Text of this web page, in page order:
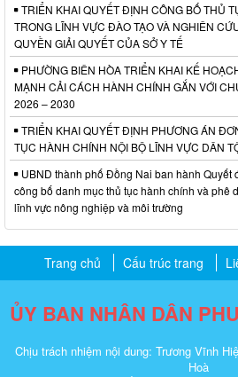
TRIỂN KHAI QUYẾT ĐỊNH CÔNG BỐ THỦ
TRONG LĨNH VỰC ĐÀO TẠO VÀ NGHIÊN
QUYỀN GIẢI QUYẾT CỦA SỞ Y TẾ
PHƯỜNG BIÊN HÒA TRIỂN KHAI KẾ
MẠNH CẢI CÁCH HÀNH CHÍNH GẮN VỚI
2026 – 2030
TRIỂN KHAI QUYẾT ĐỊNH PHƯƠNG ÁN
TỤC HÀNH CHÍNH NỘI BỘ LĨNH VỰC DÂN
UBND thành phố Đồng Nai ban hành Quyết
công bố danh mục thủ tục hành chính và phê
lĩnh vực nông nghiệp và môi trường
Trang chủ Cấu trúc trang
ỦY BAN NHÂN DÂN
Chịu trách nhiệm nội dung: Trương Vĩnh
Hoà